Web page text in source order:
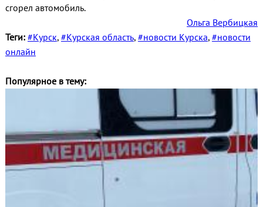
сгорел автомобиль.
Ольга Вербицкая
Теги: #Курск, #Курская область, #новости Курска, #новости
онлайн
Популярное в тему: